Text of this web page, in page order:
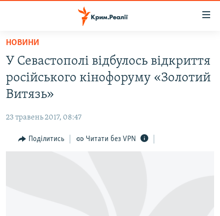
Перейти
основного
матеріалу
Перейти
до
основної
навігації
Перейти
до
ВІДЕО ТА ФОТО
БЛОГИ
ПОГЛЯД
НОВИНИ
У Севастополі відбулось відкриття
російського кінофоруму «Золотий
Витязь»
23 травень 2017, 08:47
Поділитись Читати без VPN